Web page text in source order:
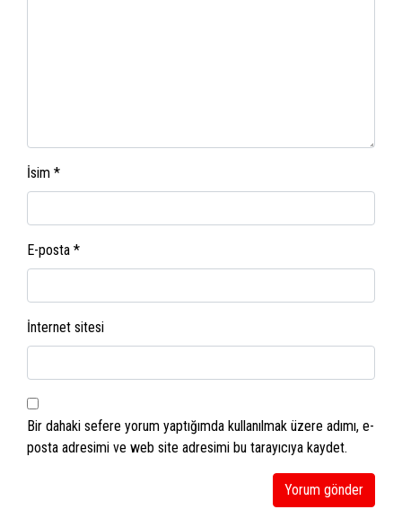
İsim *
E-posta *
İnternet sitesi
Bir dahaki sefere yorum yaptığımda kullanılmak üzere adımı, e-
posta adresimi ve web site adresimi bu tarayıcıya kaydet.